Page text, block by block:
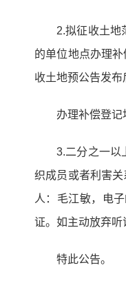
2.拟征收土地
的单位地点办理
收土地预公告发
办理补偿登
3.二分之一以
织成员或者利害
人：毛江敏，电
证。如主动放弃
特此公告。